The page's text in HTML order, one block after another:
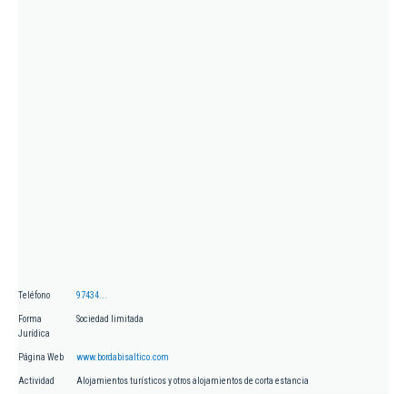
Teléfono 97434...
Forma
Jurídica
Sociedad limitada
Página Web www.bordabisaltico.com
Actividad Alojamientos turísticos y otros alojamientos de corta estancia